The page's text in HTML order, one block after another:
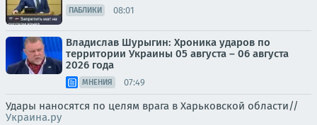
ПАБЛИКИ 08:01
Владислав Шурыгин: Хроника ударов по
территории Украины 05 августа – 06 августа
2026 года
МНЕНИЯ 07:49
Удары наносятся по целям врага в Харьковской области//
Украина.ру